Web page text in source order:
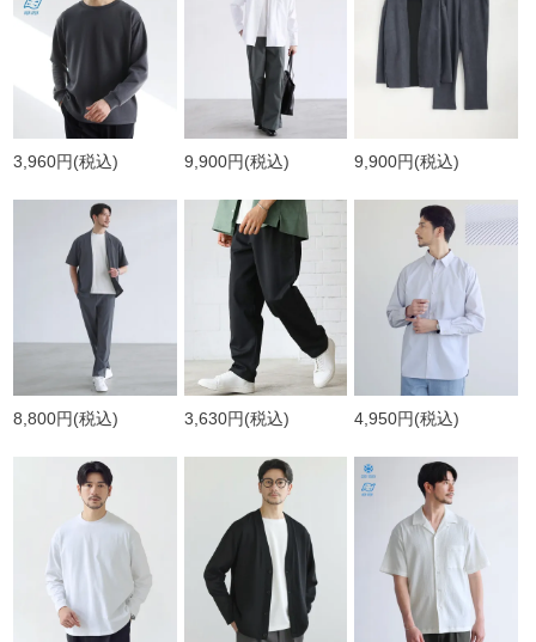
3,960円(税込) 9,900円(税込) 9,900円(税込)
8,800円(税込) 3,630円(税込) 4,950円(税込)